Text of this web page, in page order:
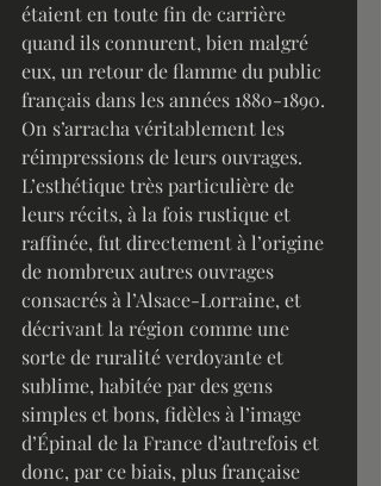
étaient en toute fin de carrière
quand ils connurent, bien malgré
eux, un retour de flamme du public
français dans les années 1880-1890.
On s’arracha véritablement les
réimpressions de leurs ouvrages.
L’esthétique très particulière de
leurs récits, à la fois rustique et
raffinée, fut directement à l’origine
de nombreux autres ouvrages
consacrés à l’Alsace-Lorraine, et
décrivant la région comme une
sorte de ruralité verdoyante et
sublime, habitée par des gens
simples et bons, fidèles à l’image
d’Épinal de la France d’autrefois et
donc, par ce biais, plus française